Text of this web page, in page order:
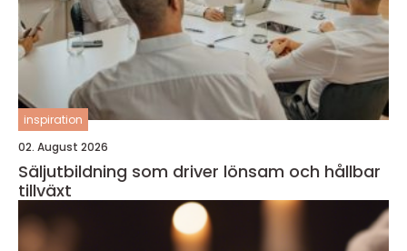
inspiration
02. August 2026
Säljutbildning som driver lönsam och hållbar
tillväxt